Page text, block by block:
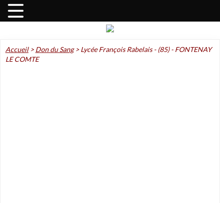
Accueil>Don du Sang>Lycée François Rabelais - (85) - FONTENAY
LE COMTE